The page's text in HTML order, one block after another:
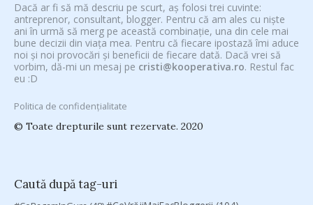
Dacă ar fi să mă descriu pe scurt, aș folosi trei cuvinte:
antreprenor, consultant, blogger. Pentru că am ales cu niște
ani în urmă să merg pe această combinație, una din cele mai
bune decizii din viața mea. Pentru că fiecare ipostază îmi aduce
noi și noi provocări și beneficii de fiecare dată. Dacă vrei să
vorbim, dă-mi un mesaj pe cristi@kooperativa.ro. Restul fac
eu :D
Politica de confidențialitate
© Toate drepturile sunt rezervate. 2020
Caută după tag-uri